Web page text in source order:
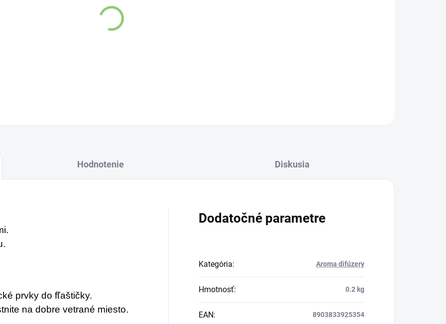
DETAILNÉ INFORMÁCIE
Hodnotenie Diskusia
prvky do fľaštičky.
na dobre vetrané miesto.
Dodatočné parametre
Kategória: Aroma difúzery
Hmotnosť: 0.2 kg
EAN: 8903833925354